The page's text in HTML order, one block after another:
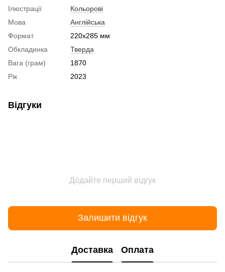
Ілюстрації
Кольорові
Мова
Англійська
Формат
220x285 мм
Обкладинка
Тверда
Вага (грам)
1870
Рік
2023
Відгуки
Додайте перший відгук
Залишити відгук
Доставка Оплата